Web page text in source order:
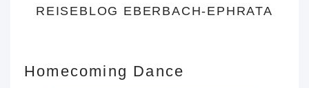
REISEBLOG EBERBACH-EPHRATA
Homecoming Dance